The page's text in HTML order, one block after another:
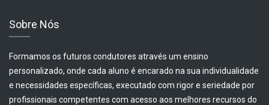
Sobre Nós
Formamos os futuros condutores através um ensino
personalizado, onde cada aluno é encarado na sua individualidade
e necessidades específicas, executado com rigor e seriedade por
profissionais competentes com acesso aos melhores recursos do